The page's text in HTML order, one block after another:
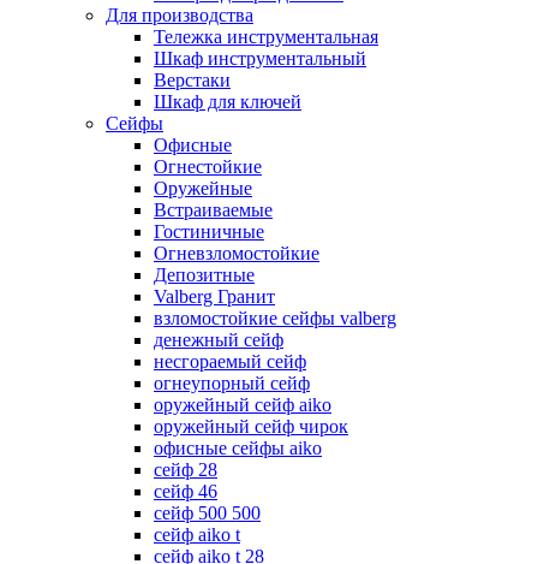
Для производства
Тележка инструментальная
Шкаф инструментальный
Верстаки
Шкаф для ключей
Сейфы
Офисные
Огнестойкие
Оружейные
Встраиваемые
Гостиничные
Огневзломостойкие
Депозитные
Valberg Гранит
взломостойкие сейфы valberg
денежный сейф
несгораемый сейф
огнеупорный сейф
оружейный сейф aiko
оружейный сейф чирок
офисные сейфы aiko
сейф 28
сейф 46
сейф 500 500
сейф aiko t
сейф aiko t 28